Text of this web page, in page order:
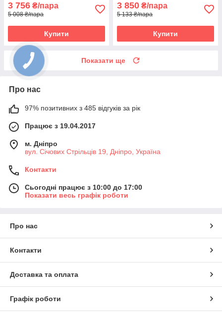
3 756 ₴/пара
5 008 ₴/пара
Купити
3 850 ₴/пара
5 133 ₴/пара
Купити
Показати ще
Про нас
97% позитивних з 485 відгуків за рік
Працює з 19.04.2017
м. Дніпро
вул. Січових Стрільців 19, Дніпро, Україна
Контакти
Сьогодні працює з 10:00 до 17:00
Показати весь графік роботи
Про нас
Контакти
Доставка та оплата
Графік роботи